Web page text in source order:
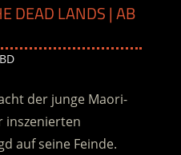
DEAD LANDS | AB
der junge Maori-
inszenierten
auf seine Feinde.